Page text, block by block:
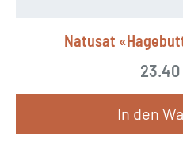
Natusat
23.40
In den